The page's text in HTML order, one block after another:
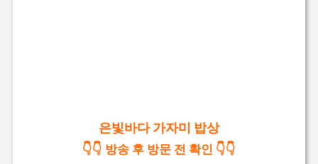
은빛바다 가자미 밥상
👇👇 방송 후 방문 전 확인 👇👇